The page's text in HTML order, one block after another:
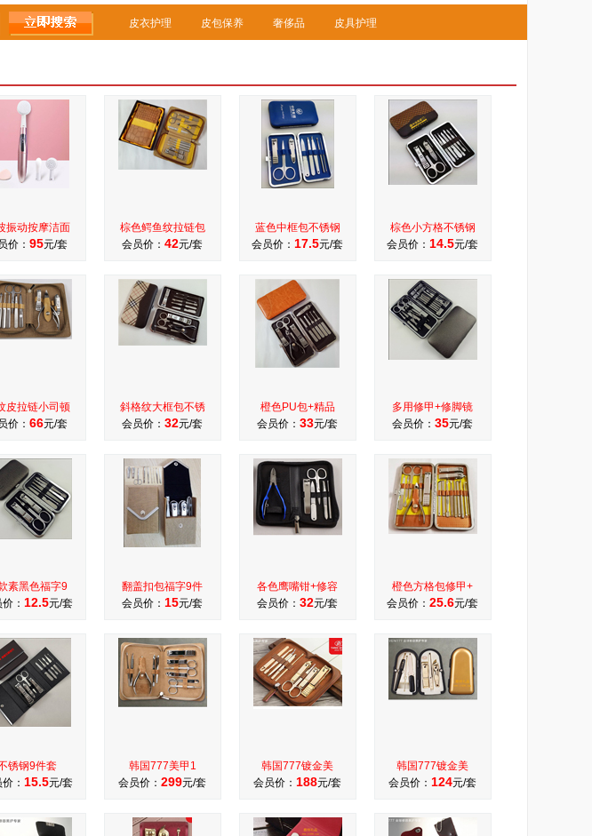
皮衣护理 皮包保养 奢侈品 皮具护理
振动按摩洁面
价： 95元/套
棕色鳄鱼纹拉链包
会员价： 42元/套
蓝色中框包不锈钢
会员价： 17.5元/套
棕色小方格不锈钢
会员价： 14.5元/套
皮拉链小司顿
价： 66元/套
斜格纹大框包不锈
会员价： 32元/套
橙色PU包+精品
会员价： 33元/套
多用修甲+修脚镜
会员价： 35元/套
素黑色福字9
： 12.5元/套
翻盖扣包福字9件
会员价： 15元/套
各色鹰嘴钳+修容
会员价： 32元/套
橙色方格包修甲+
会员价： 25.6元/套
锈钢9件套
： 15.5元/套
韩国777美甲1
会员价： 299元/套
韩国777镀金美
会员价： 188元/套
韩国777镀金美
会员价： 124元/套